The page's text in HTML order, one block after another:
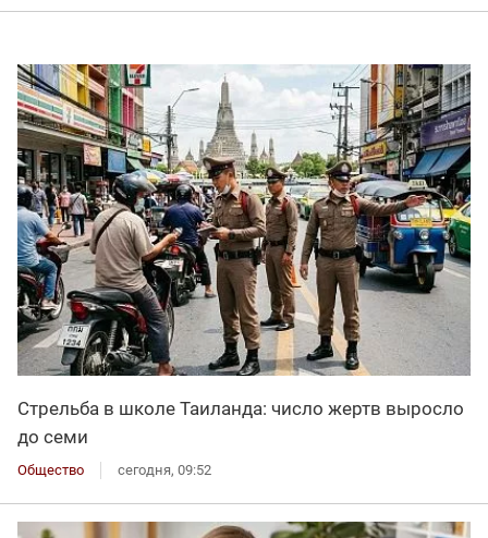
Стрельба в школе Таиланда: число жертв выросло
до семи
Общество сегодня, 09:52